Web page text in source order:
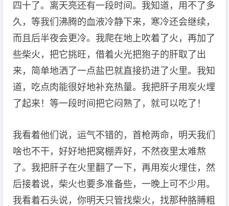
四十了。离天亮还有一段时间。我知道，用不了多
久，等我们沸腾的血液冷静下来，寒冷还会继续，
而且后半夜会更冷。我爬在地上吹着了火，再加了
些柴火，把它挑旺，借着火光把狍子的肝取了出
来，简单地洒了一点盐巴就直接扔进了火里。我知
道，吃点肉能很好地补充热量。我把肝子用炭火埋
了起来！等一段时间把它闷熟了，就可以吃了！
我看着他们说，运气不错的，首枪两命，明天我们
啥也不干，好好地把窝棚弄好，不然夜里太难熬
了。我把肝子在火里翻了一下，再用炭火埋住，然
后接着说，柴火也要多准备些，一晚上可不少用。
我看着石头说，你明天只管找柴火，找那种胳膊粗